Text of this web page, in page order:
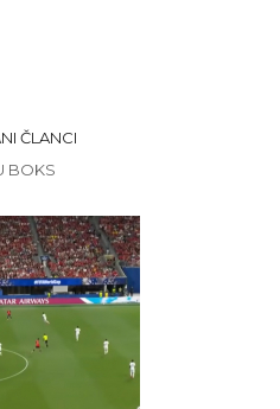
ČLANCI
BOKS